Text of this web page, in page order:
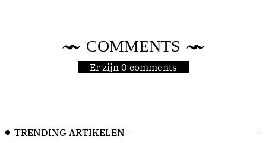
COMMENTS
Er zijn 0 comments
TRENDING ARTIKELEN